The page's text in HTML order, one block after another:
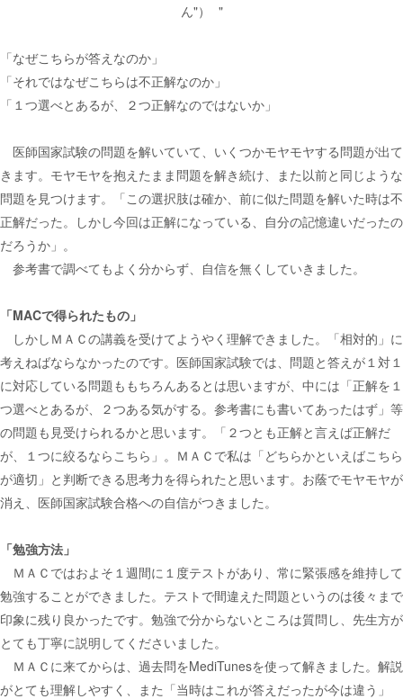
ん"）
「なぜこちらが答えなのか」
「それではなぜこちらは不正解なのか」
「１つ選べとあるが、２つ正解なのではないか」
医師国家試験の問題を解いていて、いくつかモヤモヤする問題が出て
きます。モヤモヤを抱えたまま問題を解き続け、また以前と同じような
問題を見つけます。「この選択肢は確か、前に似た問題を解いた時は不
正解だった。しかし今回は正解になっている、自分の記憶違いだったの
だろうか」。
参考書で調べてもよく分からず、自信を無くしていきました。
「MACで得られたもの」
しかしＭＡＣの講義を受けてようやく理解できました。「相対的」に
考えねばならなかったのです。医師国家試験では、問題と答えが１対１
に対応している問題ももちろんあるとは思いますが、中には「正解を１
つ選べとあるが、２つある気がする。参考書にも書いてあったはず」等
の問題も見受けられるかと思います。「２つとも正解と言えば正解だ
が、１つに絞るならこちら」。ＭＡＣで私は「どちらかといえばこちら
が適切」と判断できる思考力を得られたと思います。お蔭でモヤモヤが
消え、医師国家試験合格への自信がつきました。
「勉強方法」
ＭＡＣではおよそ１週間に１度テストがあり、常に緊張感を維持して
勉強することができました。テストで間違えた問題というのは後々まで
印象に残り良かったです。勉強で分からないところは質問し、先生方が
とても丁寧に説明してくださいました。
ＭＡＣに来てからは、過去問をMediTunesを使って解きました。解説
がとても理解しやすく、また「当時はこれが答えだったが今は違う」